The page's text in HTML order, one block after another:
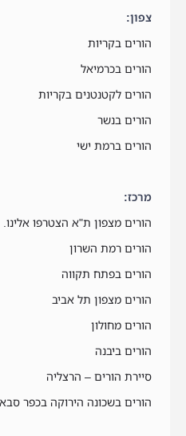
צפון:
הורים בקריות
הורים בכרמיאל
הורים לקטנטנים בקריות
הורים בנשר
הורים ברמת ישי
מרכז:
הורים מצפון ת"א הצטרפו אלינו.
הורים רמת השרון
הורים בפתח תקווה
הורים מצפון תל אביב
הורים מחולון
הורים ביבנה
סיירת הורים – הרצליה
הורים בשכונה הירוקה בכפר סבא